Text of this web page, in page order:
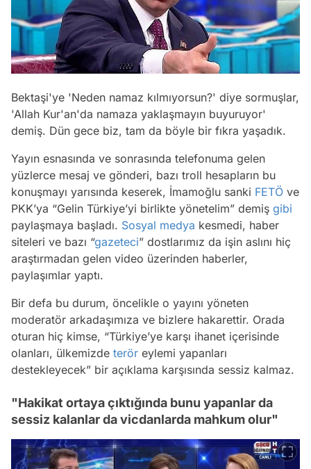
Bektaşi'ye 'Neden namaz kılmıyorsun?' diye sormuşlar,
'Allah Kur'an'da namaza yaklaşmayın buyuruyor'
demiş. Dün gece biz, tam da böyle bir fıkra yaşadık.
Yayın esnasında ve sonrasında telefonuma gelen
yüzlerce mesaj ve gönderi, bazı troll hesapların bu
konuşmayı yarısında keserek, İmamoğlu sanki FETÖ ve
PKK’ya “Gelin Türkiye’yi birlikte yönetelim” demiş gibi
paylaşmaya başladı. Sosyal medya kesmedi, haber
siteleri ve bazı “gazeteci” dostlarımız da işin aslını hiç
araştırmadan gelen video üzerinden haberler,
paylaşımlar yaptı.
Bir defa bu durum, öncelikle o yayını yöneten
moderatör arkadaşımıza ve bizlere hakarettir. Orada
oturan hiç kimse, “Türkiye’ye karşı ihanet içerisinde
olanları, ülkemizde terör eylemi yapanları
destekleyecek” bir açıklama karşısında sessiz kalmaz.
"Hakikat ortaya çıktığında bunu yapanlar da
sessiz kalanlar da vicdanlarda mahkum olur"